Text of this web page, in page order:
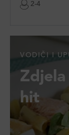
2-4
VODIČI I
hit